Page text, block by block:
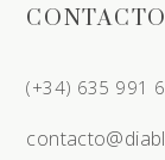
CONTACTO
(+34) 635 991